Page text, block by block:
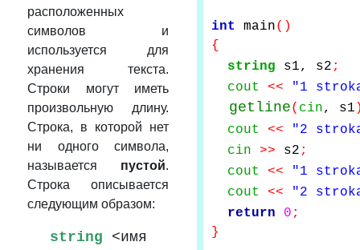
расположенных
символов и
используется для
хранения текста.
Строки могут иметь
произвольную длину.
Строка, в которой нет
ни одного символа,
называется пустой.
Строка описывается
следующим образом:
string
<имя
int main()
{
string s1, s2 ;
cout
<< "1
getline( cin, s1
cout
<<
"2
cin
>> s2 ;
cout
<<
"1
cout
<<
"2
return
0 ;
}